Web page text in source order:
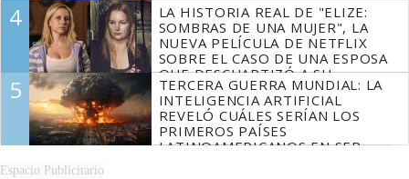
4
LA HISTORIA REAL DE "ELIZE:
SOMBRAS DE UNA MUJER", LA
NUEVA PELÍCULA DE NETFLIX
SOBRE EL CASO DE UNA ESPOSA
QUE DESCUARTIZÓ A SU
MARIDO
5
TERCERA GUERRA MUNDIAL: LA
INTELIGENCIA ARTIFICIAL
REVELÓ CUÁLES SERÍAN LOS
PRIMEROS PAÍSES
LATINOAMERICANOS EN SER
Espacio Publicitario